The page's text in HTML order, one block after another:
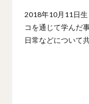
2018年10月11日
コを通じて学んだ
日常などについて